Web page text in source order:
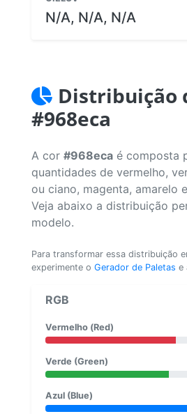
N/A, N/A, N/A
Distribuição
#968eca
A cor #968eca é composta
quantidades de vermelho,
ou ciano, magenta, amarelo
Veja abaixo a distribuição
modelo.
Para transformar essa distribuição
experimente o Gerador de Paletas e
RGB
Vermelho (Red)
Verde (Green)
Azul (Blue)